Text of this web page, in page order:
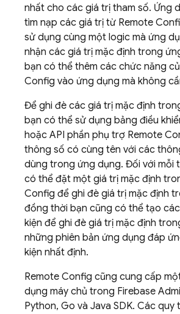
nhất cho các giá trị tham số. Ứng
tìm nạp các giá trị từ Remote
sử dụng cùng một logic mà ứng
nhận các giá trị mặc định trong
bạn có thể thêm các chức năng
Config vào ứng dụng mà không
Để ghi đè các giá trị mặc định
bạn có thể sử dụng bảng điều
hoặc API phần phụ trợ Remote
thông số có cùng tên với các
dùng trong ứng dụng. Đối với mỗi
có thể đặt một giá trị mặc định
Config để ghi đè giá trị mặc định
đồng thời bạn cũng có thể tạo
kiện để ghi đè giá trị mặc định
những phiên bản ứng dụng đáp
kiện nhất định.
Remote Config cũng cung cấp
dụng máy chủ trong Firebase
Python, Go và Java SDK. Các quy